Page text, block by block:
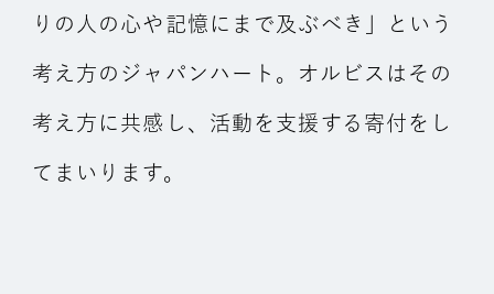
りの人の心や記憶にまで及ぶべき」という
考え方のジャパンハート。オルビスはその
考え方に共感し、活動を支援する寄付をし
てまいります。